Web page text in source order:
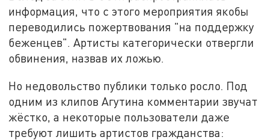
информация, что с этого мероприятия якобы
переводились пожертвования "на поддержку
беженцев". Артисты категорически отвергли
обвинения, назвав их ложью.
Но недовольство публики только росло. Под
одним из клипов Агутина комментарии звучат
жёстко, а некоторые пользователи даже
требуют лишить артистов гражданства: